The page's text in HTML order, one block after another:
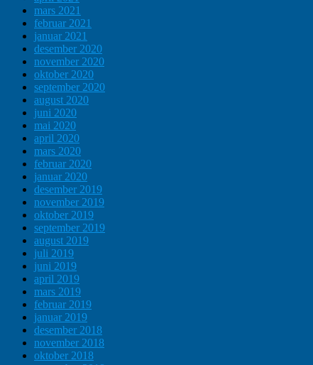
mars 2021
februar 2021
januar 2021
desember 2020
november 2020
oktober 2020
september 2020
august 2020
juni 2020
mai 2020
april 2020
mars 2020
februar 2020
januar 2020
desember 2019
november 2019
oktober 2019
september 2019
august 2019
juli 2019
juni 2019
april 2019
mars 2019
februar 2019
januar 2019
desember 2018
november 2018
oktober 2018